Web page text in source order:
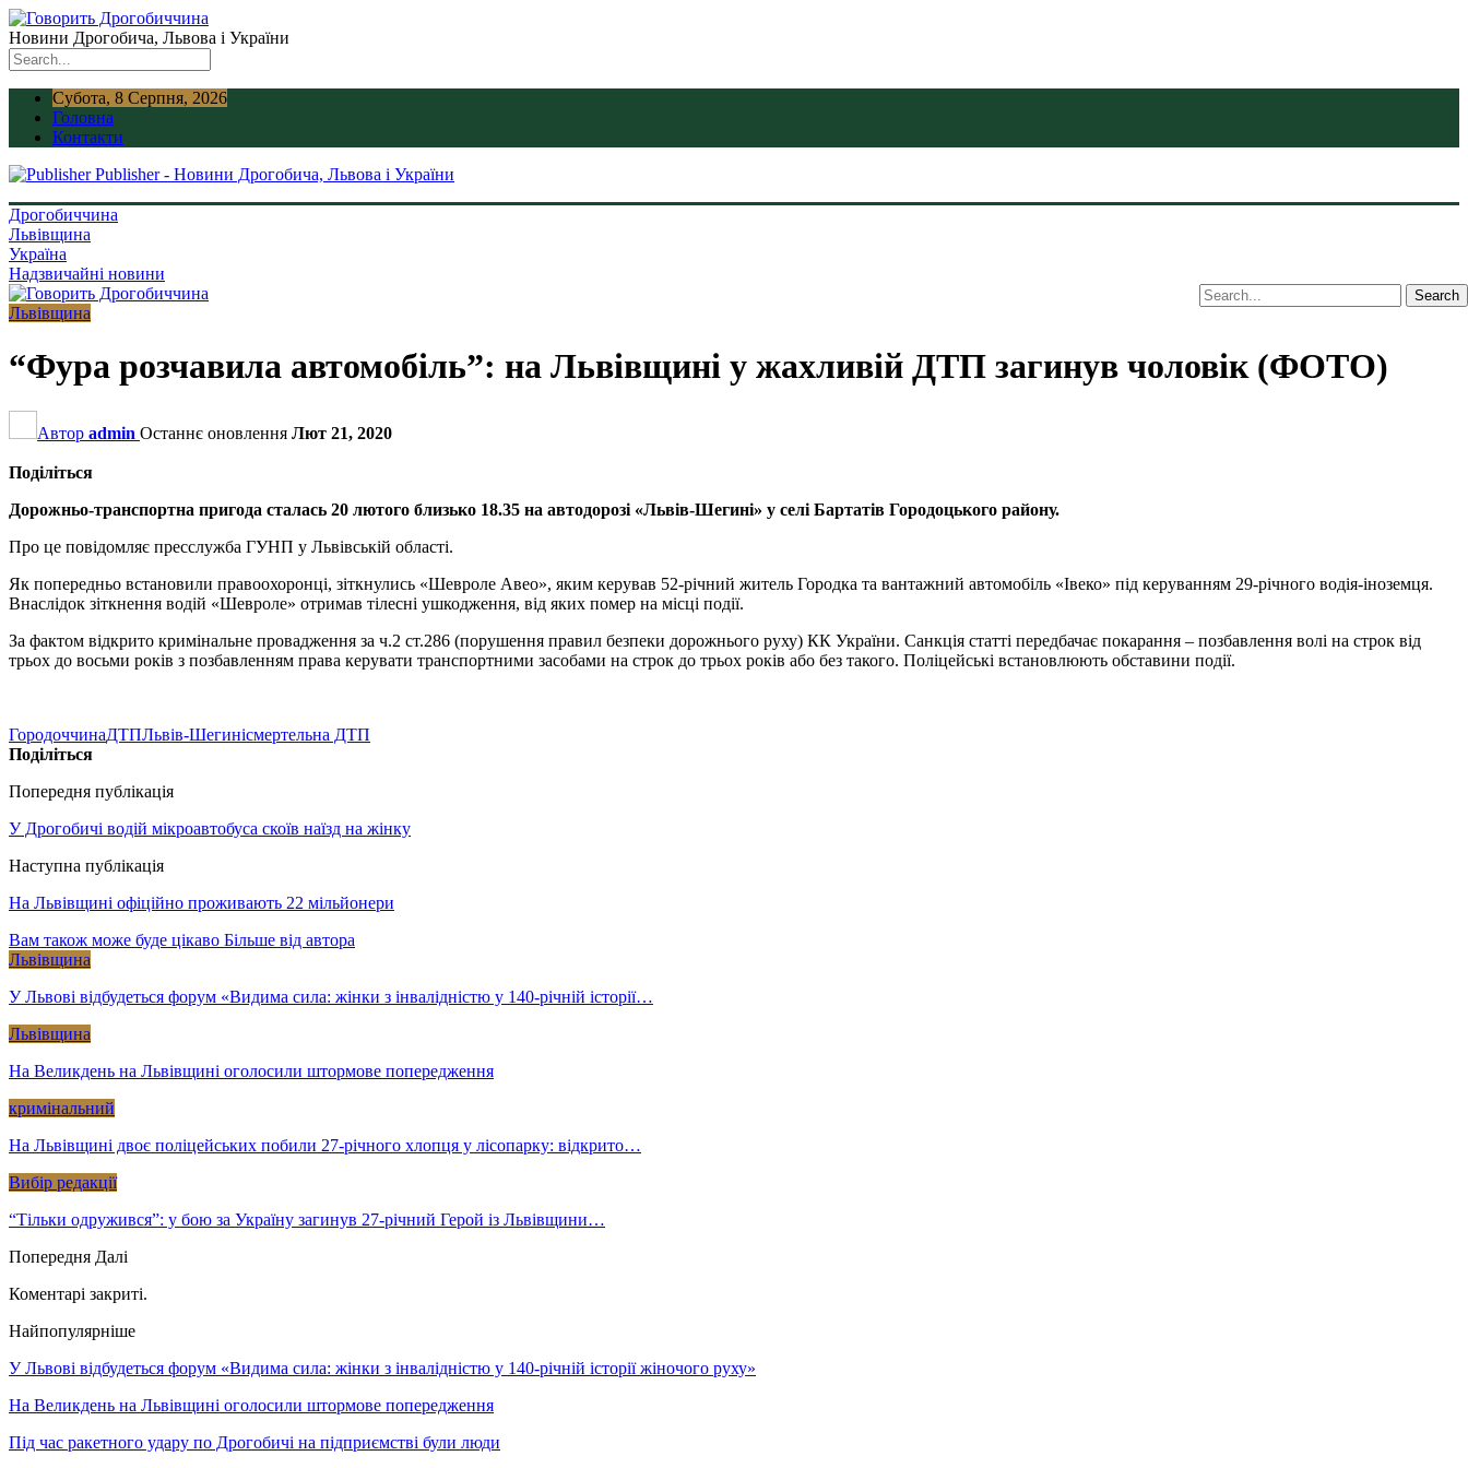
Новини Дрогобича, Львова і України
Субота, 8 Серпня, 2026
Головна
Контакти
Publisher - Новини Дрогобича, Львова і України
Дрогобиччина
Львівщина
Україна
Надзвичайні новини
Львівщина
“Фура розчавила автомобіль”: на Львівщині у жахливій ДТП загинув чоловік (ФОТО)
Автор admin Останнє оновлення Лют 21, 2020
Поділіться
Дорожньо-транспортна пригода сталась 20 лютого близько 18.35 на автодорозі «Львів-Шегині» у селі Бартатів Городоцького району.
Про це повідомляє пресслужба ГУНП у Львівській області.
Як попередньо встановили правоохоронці, зіткнулись «Шевроле Авео», яким керував 52-річний житель Городка та вантажний автомобіль «Івеко» під керуванням 29-річного водія-іноземця.
Внаслідок зіткнення водій «Шевроле» отримав тілесні ушкодження, від яких помер на місці події.
За фактом відкрито кримінальне провадження за ч.2 ст.286 (порушення правил безпеки дорожнього руху) КК України. Санкція статті передбачає покарання – позбавлення волі на строк від
трьох до восьми років з позбавленням права керувати транспортними засобами на строк до трьох років або без такого. Поліцейські встановлюють обставини події.
ГородоччинаДТПЛьвів-Шегинісмертельна ДТП
Поділіться
Попередня публікація
У Дрогобичі водій мікроавтобуса скоїв наїзд на жінку
Наступна публікація
На Львівщині офіційно проживають 22 мільйонери
Вам також може буде цікаво Більше від автора
Львівщина
У Львові відбудеться форум «Видима сила: жінки з інвалідністю у 140-річній історії…
Львівщина
На Великдень на Львівщині оголосили штормове попередження
кримінальний
На Львівщині двоє поліцейських побили 27-річного хлопця у лісопарку: відкрито…
Вибір редакції
“Тільки одружився”: у бою за Україну загинув 27-річний Герой із Львівщини…
Попередня Далі
Коментарі закриті.
Найпопулярніше
У Львові відбудеться форум «Видима сила: жінки з інвалідністю у 140-річній історії жіночого руху»
На Великдень на Львівщині оголосили штормове попередження
Під час ракетного удару по Дрогобичі на підприємстві були люди